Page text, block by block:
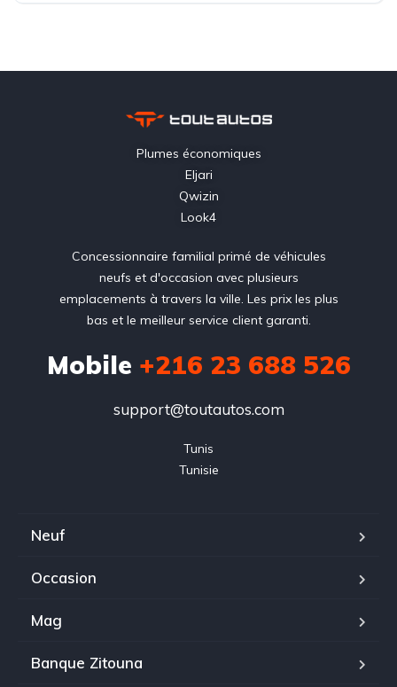
Plumes économiques
Eljari
Qwizin
Look4
Concessionnaire familial primé de véhicules
neufs et d'occasion avec plusieurs
emplacements à travers la ville. Les prix les plus
bas et le meilleur service client garanti.
Mobile +216 23 688 526
support@toutautos.com
Tunis
Tunisie
Neuf
Occasion
Mag
Banque Zitouna